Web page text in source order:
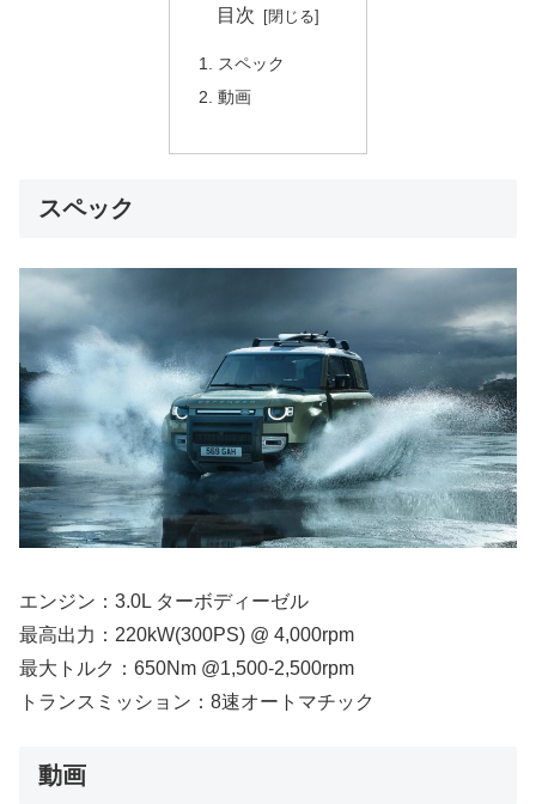
目次
スペック
動画
スペック
エンジン：3.0L ターボディーゼル
最高出力：220kW(300PS) @ 4,000rpm
最大トルク：650Nm @1,500-2,500rpm
トランスミッション：8速オートマチック
動画